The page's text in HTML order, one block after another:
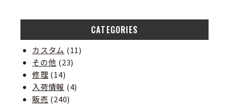
CATEGORIES
カスタム (11)
その他 (23)
修理 (14)
入荷情報 (4)
販売 (240)